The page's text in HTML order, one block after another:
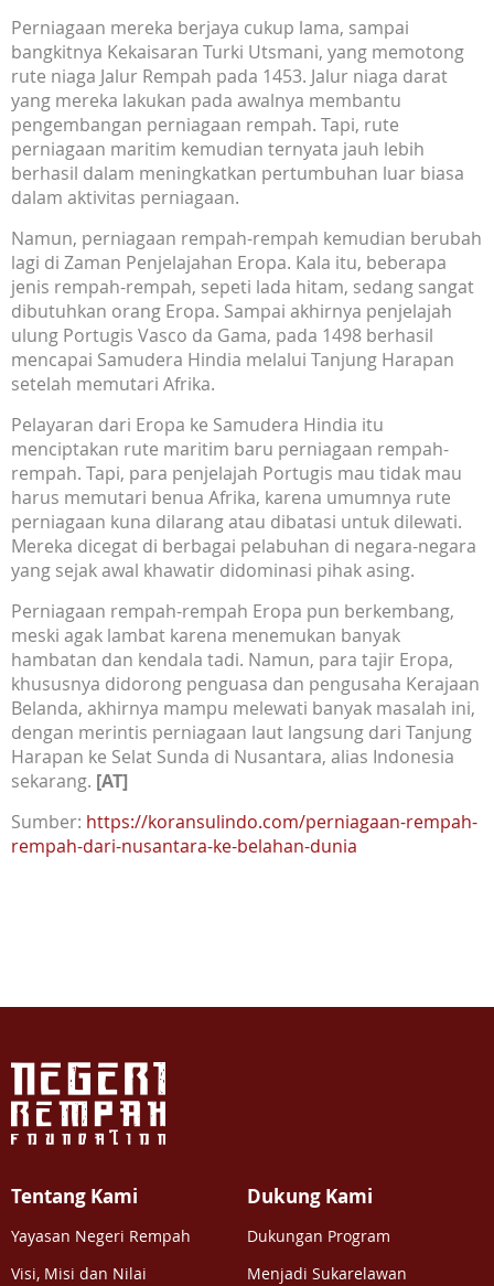
Perniagaan mereka berjaya cukup lama, sampai
bangkitnya Kekaisaran Turki Utsmani, yang memotong
rute niaga Jalur Rempah pada 1453. Jalur niaga darat
yang mereka lakukan pada awalnya membantu
pengembangan perniagaan rempah. Tapi, rute
perniagaan maritim kemudian ternyata jauh lebih
berhasil dalam meningkatkan pertumbuhan luar biasa
dalam aktivitas perniagaan.
Namun, perniagaan rempah-rempah kemudian berubah
lagi di Zaman Penjelajahan Eropa. Kala itu, beberapa
jenis rempah-rempah, sepeti lada hitam, sedang sangat
dibutuhkan orang Eropa. Sampai akhirnya penjelajah
ulung Portugis Vasco da Gama, pada 1498 berhasil
mencapai Samudera Hindia melalui Tanjung Harapan
setelah memutari Afrika.
Pelayaran dari Eropa ke Samudera Hindia itu
menciptakan rute maritim baru perniagaan rempah-
rempah. Tapi, para penjelajah Portugis mau tidak mau
harus memutari benua Afrika, karena umumnya rute
perniagaan kuna dilarang atau dibatasi untuk dilewati.
Mereka dicegat di berbagai pelabuhan di negara-negara
yang sejak awal khawatir didominasi pihak asing.
Perniagaan rempah-rempah Eropa pun berkembang,
meski agak lambat karena menemukan banyak
hambatan dan kendala tadi. Namun, para tajir Eropa,
khususnya didorong penguasa dan pengusaha Kerajaan
Belanda, akhirnya mampu melewati banyak masalah ini,
dengan merintis perniagaan laut langsung dari Tanjung
Harapan ke Selat Sunda di Nusantara, alias Indonesia
sekarang. [AT]
Sumber: https://koransulindo.com/perniagaan-rempah-
rempah-dari-nusantara-ke-belahan-dunia
Tentang Kami
Yayasan Negeri Rempah
Visi, Misi dan Nilai
Dukung Kami
Dukungan Program
Menjadi Sukarelawan